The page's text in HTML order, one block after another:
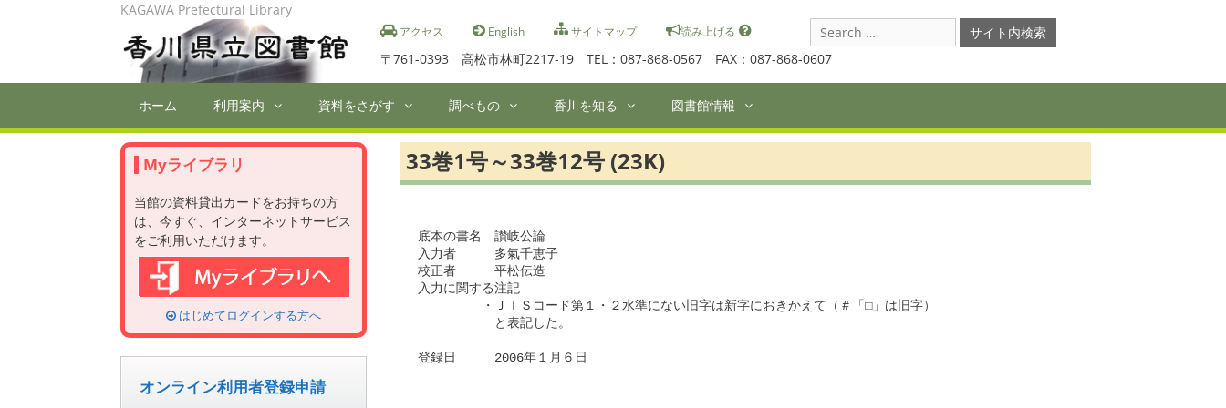
アクセス English サイトマップ 読み上げる
〒761-0393 高松市林町2217-19 TEL：087-868-0567 FAX：087-868-0607
KAGAWA Prefectural Library
Search
for:
ホーム 利用案内 資料をさがす 調べもの 香川を知る 図書館情報
33巻1号～33巻12号 (23K)
底本の書名　讃岐公論
入力者　　　多氣千恵子
校正者　　　平松伝造
入力に関する注記
・ＪＩＳコード第１・２水準にない旧字は新字におきかえて（＃「□」は旧字）
と表記した。
登録日　　　2006年１月６日
Myライブラリ
当館の資料貸出カードをお持ちの方
は、今すぐ、インターネットサービス
をご利用いただけます。
はじめてログインする方へ
オンライン利用者登録申請